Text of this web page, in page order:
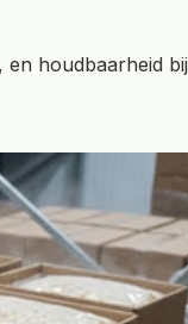
houdbaarheid bij